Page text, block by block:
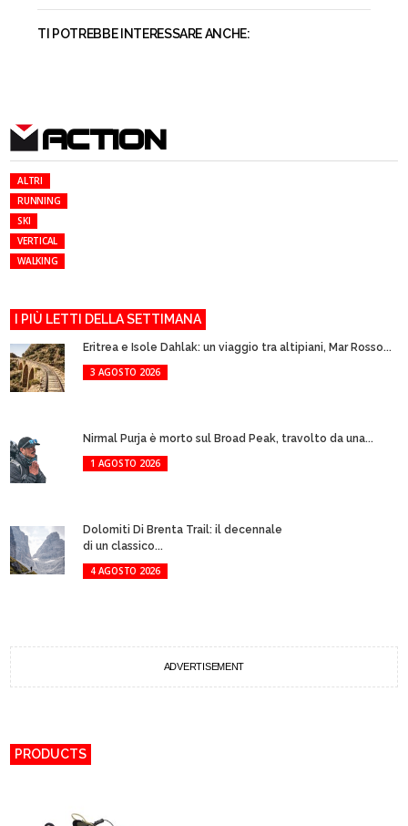
TI POTREBBE INTERESSARE ANCHE:
ACTION
ALTRI
RUNNING
SKI
VERTICAL
WALKING
I PIÙ LETTI DELLA SETTIMANA
Eritrea e Isole Dahlak: un viaggio tra altipiani, Mar Rosso...
3 AGOSTO 2026
Nirmal Purja è morto sul Broad Peak, travolto da una...
1 AGOSTO 2026
Dolomiti Di Brenta Trail: il decennale
di un classico...
4 AGOSTO 2026
ADVERTISEMENT
PRODUCTS